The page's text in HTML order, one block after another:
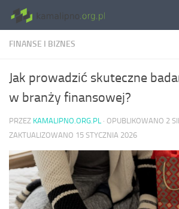
Skip to content
FINANSE I BIZNES
Jak prowadzić skuteczne
w branży finansowej?
PRZEZ KAMALIPNO.ORG.PL · OPUBLIKOWANO 2
ZAKTUALIZOWANO 15 STYCZNIA 2026